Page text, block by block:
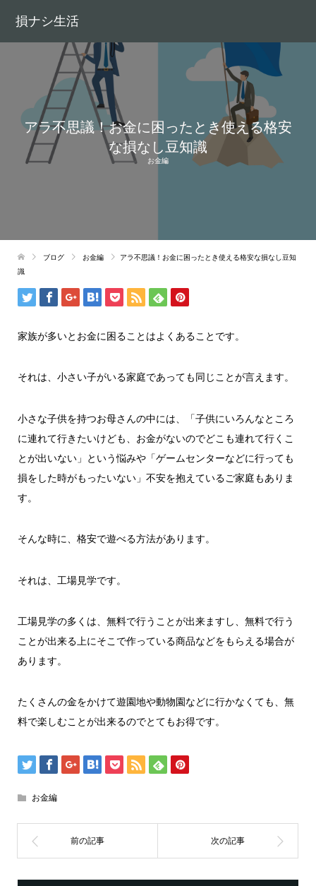
損ナシ生活
アラ不思議！お金に困ったとき使える格安
な損なし豆知識
お金編
ブログ お金編
アラ不思議！お金に困ったとき使える格安な損なし豆知
識
家族が多いとお金に困ることはよくあることです。
それは、小さい子がいる家庭であっても同じことが言えます。
小さな子供を持つお母さんの中には、「子供にいろんなところ
に連れて行きたいけども、お金がないのでどこも連れて行くこ
とが出いない」という悩みや「ゲームセンターなどに行っても
損をした時がもったいない」不安を抱えているご家庭もありま
す。
そんな時に、格安で遊べる方法があります。
それは、工場見学です。
工場見学の多くは、無料で行うことが出来ますし、無料で行う
ことが出来る上にそこで作っている商品などをもらえる場合が
あります。
たくさんの金をかけて遊園地や動物園などに行かなくても、無
料で楽しむことが出来るのでとてもお得です。
お金編